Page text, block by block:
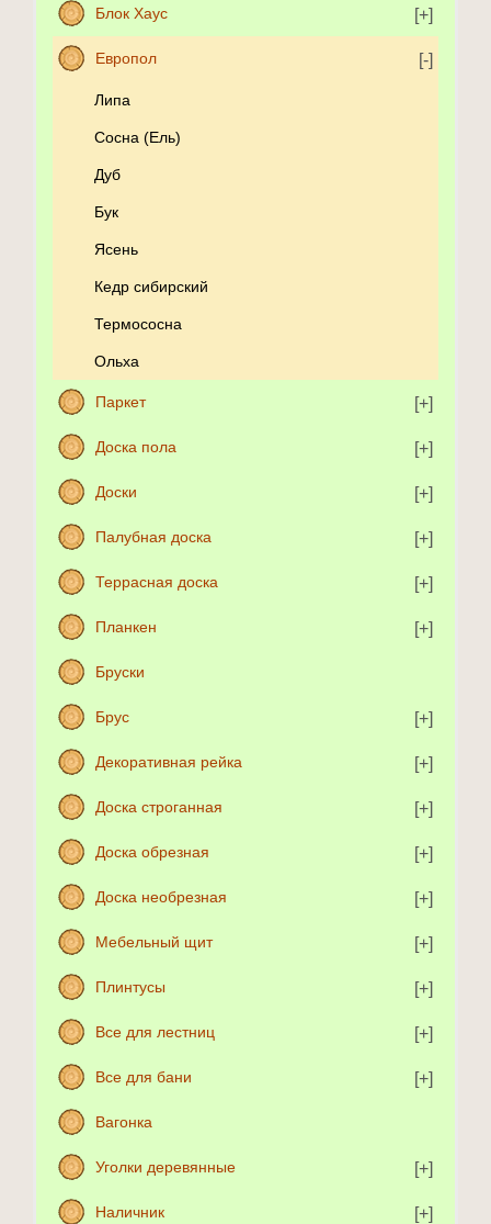
Блок Хаус
Европол
Липа
Сосна (Ель)
Дуб
Бук
Ясень
Кедр сибирский
Термососна
Ольха
Паркет
Доска пола
Доски
Палубная доска
Террасная доска
Планкен
Бруски
Брус
Декоративная рейка
Доска строганная
Доска обрезная
Доска необрезная
Мебельный щит
Плинтусы
Все для лестниц
Все для бани
Вагонка
Уголки деревянные
Наличник